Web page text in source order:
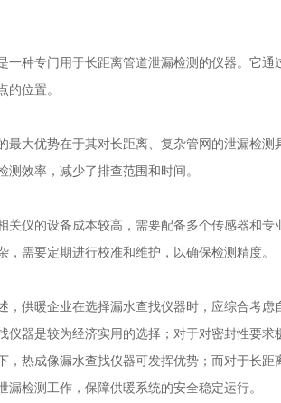
种专门用于长距离管道泄漏检测的仪器。它通
的位置。
大优势在于其对长距离、复杂管网的泄漏检测
测效率，减少了排查范围和时间。
仪的设备成本较高，需要配备多个传感器和专
，需要定期进行校准和维护，以确保检测精度。
供暖企业在选择漏水查找仪器时，应综合考虑
仪器是较为经济实用的选择；对于对密封性要
，热成像漏水查找仪器可发挥优势；而对于长距
漏检测工作，保障供暖系统的安全稳定运行。